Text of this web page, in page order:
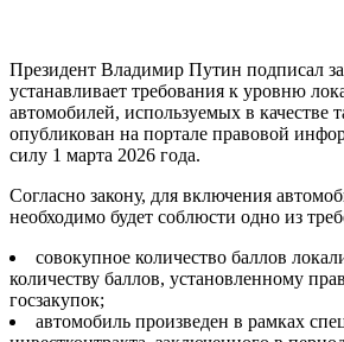
Президент Владимир Путин подписал
устанавливает требования к уровню
автомобилей, используемых в качестве
опубликован на портале правовой
силу 1 марта 2026 года.
Согласно закону, для включения
необходимо будет соблюсти одно из
совокупное количество баллов
количеству баллов, установленному
госзакупок;
автомобиль произведен в рамках